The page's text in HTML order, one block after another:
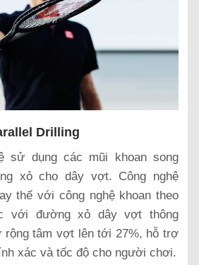
Drilling
sử dụng các mũi khoan song
xỏ cho dây vợt. Công nghệ
thế với công nghệ khoan theo
với đường xỏ dây vợt thông
rộng tâm vợt lên tới 27%, hỗ trợ
xác và tốc độ cho người chơi.